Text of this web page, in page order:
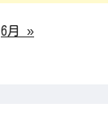
6月 »